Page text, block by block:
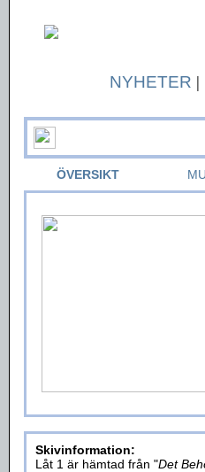
NYHETER |
ÖVERSIKT
Skivinformation:
Låt 1 är hämtad från "Det